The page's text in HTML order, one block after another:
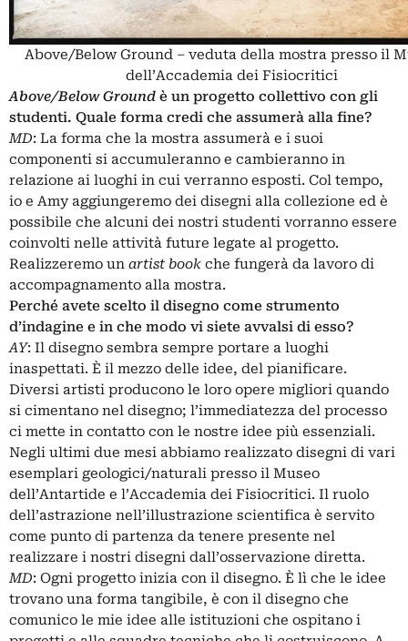
Above/Below Ground – veduta della mostra presso il
dell’Accademia dei Fisiocritici
Above/Below Ground è un progetto collettivo con gli
studenti. Quale forma credi che assumerà alla fine?
MD: La forma che la mostra assumerà e i suoi
componenti si accumuleranno e cambieranno in
relazione ai luoghi in cui verranno esposti. Col tempo,
io e Amy aggiungeremo dei disegni alla collezione ed è
possibile che alcuni dei nostri studenti vorranno essere
coinvolti nelle attività future legate al progetto.
Realizzeremo un artist book che fungerà da lavoro di
accompagnamento alla mostra.
Perché avete scelto il disegno come strumento
d’indagine e in che modo vi siete avvalsi di esso?
AY: Il disegno sembra sempre portare a luoghi
inaspettati. È il mezzo delle idee, del pianificare.
Diversi artisti producono le loro opere migliori quando
si cimentano nel disegno; l’immediatezza del processo
ci mette in contatto con le nostre idee più essenziali.
Negli ultimi due mesi abbiamo realizzato disegni di vari
esemplari geologici/naturali presso il Museo
dell’Antartide e l’Accademia dei Fisiocritici. Il ruolo
dell’astrazione nell’illustrazione scientifica è servito
come punto di partenza da tenere presente nel
realizzare i nostri disegni dall’osservazione diretta.
MD: Ogni progetto inizia con il disegno. È lì che le idee
trovano una forma tangibile, è con il disegno che
comunico le mie idee alle istituzioni che ospitano i